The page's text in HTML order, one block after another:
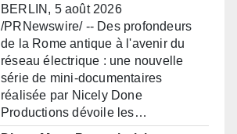
BERLIN, 5 août 2026
/PRNewswire/ -- Des profondeurs
de la Rome antique à l'avenir du
réseau électrique : une nouvelle
série de mini-documentaires
réalisée par Nicely Done
Productions dévoile les…